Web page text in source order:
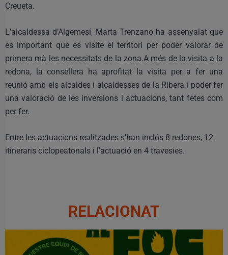
Creueta.
L’alcaldessa d’Algemesí, Marta Trenzano ha assenyalat que
es important que es visite el territori per poder valorar de
primera mà les necessitats de la zona.A més de la visita a la
redona, la consellera ha aprofitat la visita per a fer una
reunió amb els alcaldes i alcaldesses de la Ribera i poder fer
una valoració de les inversions i actuacions, tant fetes com
per fer.
Entre les actuacions realitzades s’han inclós 8 redones, 12
itineraris ciclopeatonals i l’actuació en 4 travesies.
RELACIONAT